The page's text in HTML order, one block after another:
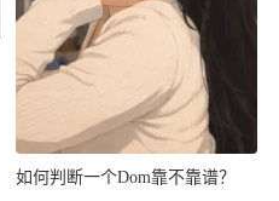
如何判断一个Dom靠不靠谱？